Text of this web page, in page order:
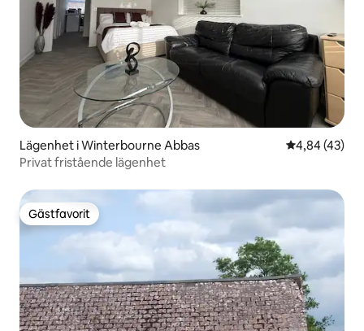
Lägenhet i Winterbourne Abbas 4,84 av 5 i
4,84 (43)
Privat fristående lägenhet
Gästfavorit
Gästfavorit